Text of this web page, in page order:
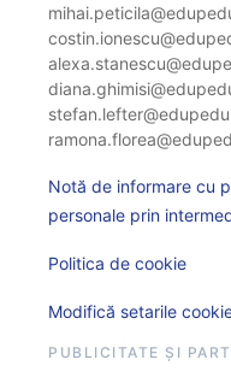
Notă de informare cu
personale prin
Politica de cookie
Modifică setarile
PUBLICITATE ȘI